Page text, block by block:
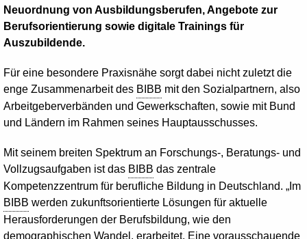
Neuordnung von Ausbildungsberufen, Angebote zur
Berufsorientierung sowie digitale Trainings für
Auszubildende.
Für eine besondere Praxisnähe sorgt dabei nicht zuletzt die
enge Zusammenarbeit des BIBB mit den Sozialpartnern, also
Arbeitgeberverbänden und Gewerkschaften, sowie mit Bund
und Ländern im Rahmen seines Hauptausschusses.
Mit seinem breiten Spektrum an Forschungs-, Beratungs- und
Vollzugsaufgaben ist das BIBB das zentrale
Kompetenzzentrum für berufliche Bildung in Deutschland. „Im
BIBB werden zukunftsorientierte Lösungen für aktuelle
Herausforderungen der Berufsbildung, wie den
demographischen Wandel, erarbeitet. Eine vorausschauende